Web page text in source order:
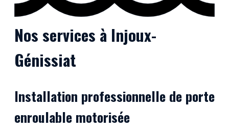
Nos services à Injoux-
Génissiat
Installation professionnelle de porte
enroulable motorisée